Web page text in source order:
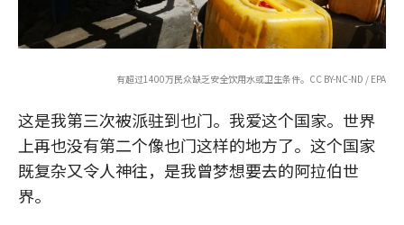
有超过1400万民众缺乏安全饮用水或卫生条件。CC BY-NC-ND / EPA
这是我第三次被派驻到也门。我爱这个国家。世界
上再也没有第二个像也门这样的地方了。这个国家
既复杂又令人神往，是我曾梦想要去的阿拉伯世
界。